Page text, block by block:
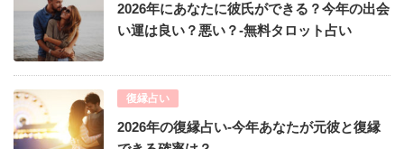
2026年にあなたに彼氏ができる？今年の出会
い運は良い？悪い？-無料タロット占い
復縁占い
2026年の復縁占い-今年あなたが元彼と復縁